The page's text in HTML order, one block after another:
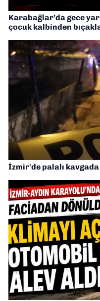
Karabağlar’da gece
çocuk kalbinden
İzmir'de palalı